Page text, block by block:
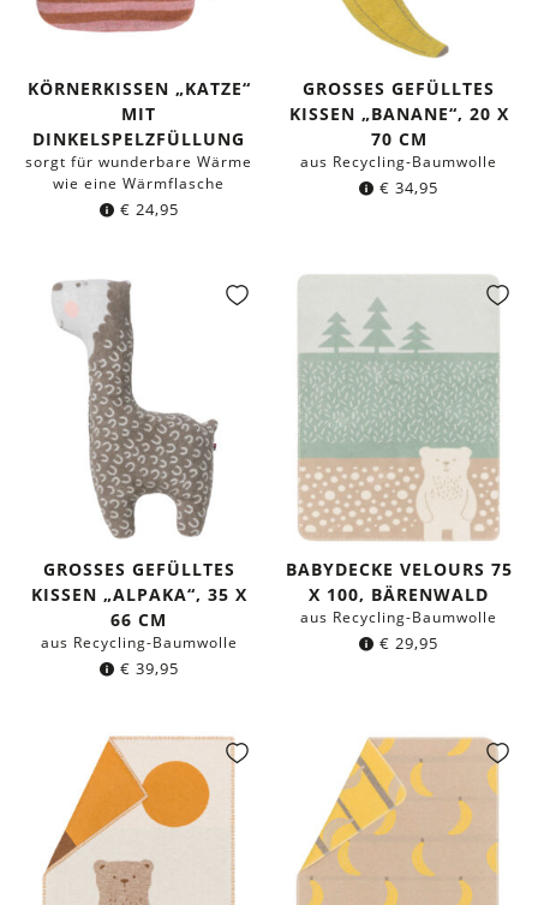
KÖRNERKISSEN „KATZE“
MIT
DINKELSPELZFÜLLUNG
sorgt für wunderbare Wärme
wie eine Wärmflasche
€ 24,95
GROSSES GEFÜLLTES K
ISSEN „BANANE“, 20 X 7
0 CM
aus Recycling-Baumwolle
€ 34,95
GROSSES GEFÜLLTES K
ISSEN „ALPAKA“, 35 X 6
6 CM
aus Recycling-Baumwolle
€ 39,95
BABYDECKE VELOURS 75
X 100, BÄRENWALD
aus Recycling-Baumwolle
€ 29,95